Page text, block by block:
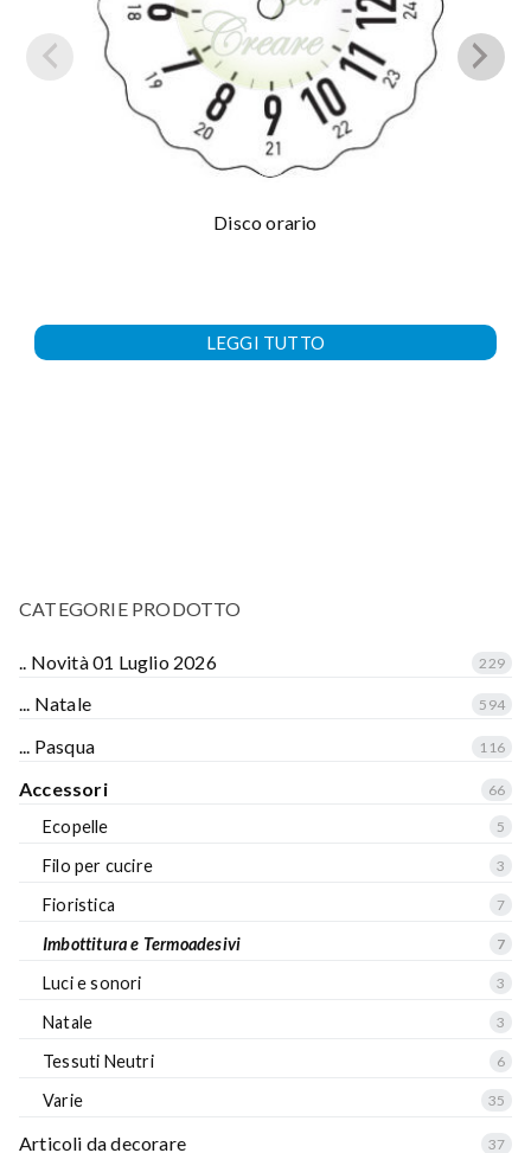
Disco orario
LEGGI TUTTO
CATEGORIE PRODOTTO
.. Novità 01 Luglio 2026 229
... Natale 594
... Pasqua 116
Accessori 66
Ecopelle 5
Filo per cucire 3
Fioristica 7
Imbottitura e Termoadesivi 7
Luci e sonori 3
Natale 3
Tessuti Neutri 6
Varie 35
Articoli da decorare 37